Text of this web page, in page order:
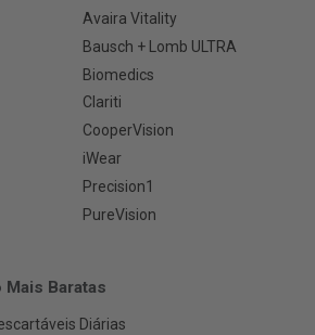
Avaira Vitality
Bausch + Lomb ULTRA
Biomedics
Clariti
CooperVision
iWear
Precision1
PureVision
Baratas
Diárias